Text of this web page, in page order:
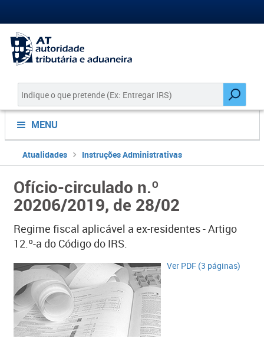
MENU
Atualidades Instruções Administrativas
Ofício-circulado n.º
20206/2019, de 28/02
Regime fiscal aplicável a ex-residentes - Artigo
12.º-a do Código do IRS.
Ver PDF (3 páginas)